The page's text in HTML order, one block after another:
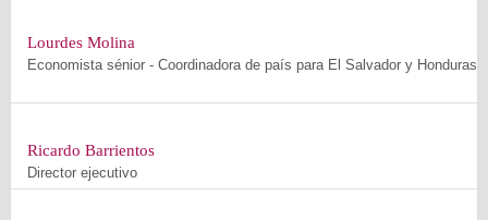
Lourdes Molina
Economista sénior - Coordinadora de país para El Salvador y Honduras
Ricardo Barrientos
Director ejecutivo